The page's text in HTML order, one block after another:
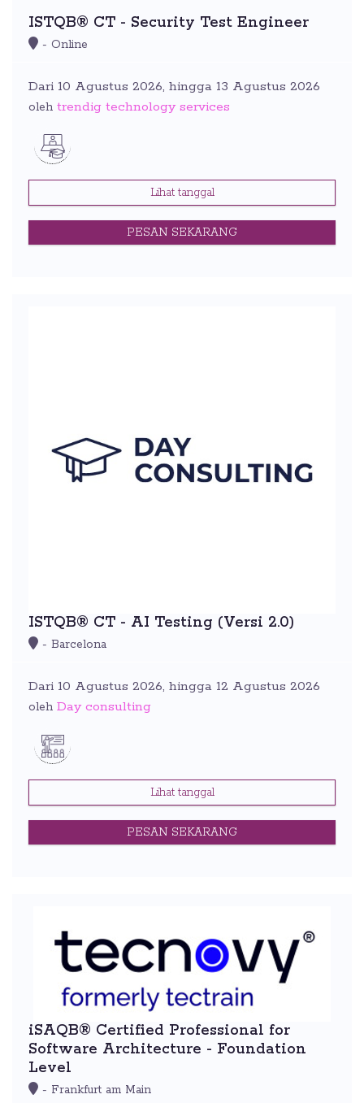
ISTQB® CT - Security Test Engineer
- Online
Dari 10 Agustus 2026, hingga 13 Agustus 2026
oleh trendig technology services
Lihat tanggal
PESAN SEKARANG
ISTQB® CT - AI Testing (Versi 2.0)
- Barcelona
Dari 10 Agustus 2026, hingga 12 Agustus 2026
oleh Day consulting
Lihat tanggal
PESAN SEKARANG
iSAQB® Certified Professional for
Software Architecture - Foundation
Level
- Frankfurt am Main